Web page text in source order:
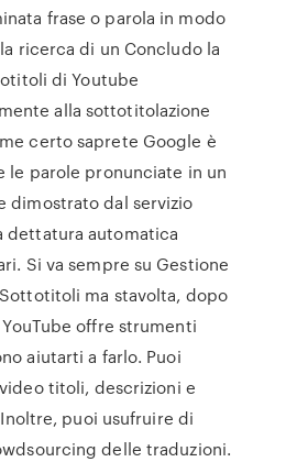
frase o parola in modo
ricerca di un Concludo la
di Youtube
alla sottotitolazione
certo saprete Google è
le parole pronunciate in un
dimostrato dal servizio
dettatura automatica
Si va sempre su Gestione
ma stavolta, dopo
offre strumenti
aiutarti a farlo. Puoi
titoli, descrizioni e
puoi usufruire di
delle traduzioni.